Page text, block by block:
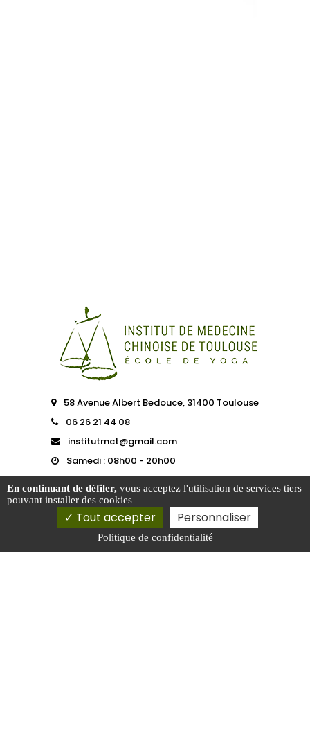
58 Avenue Albert Bedouce, 31400 Toulouse
06 26 21 44 08
institutmct@gmail.com
Samedi : 08h00 - 20h00
ECOLE
YOGA SHAL
En continuant de défiler, vous acceptez l'utilisation de services tiers
pouvant installer des cookies
Tout accepter Personnaliser
Politique de confidentialité